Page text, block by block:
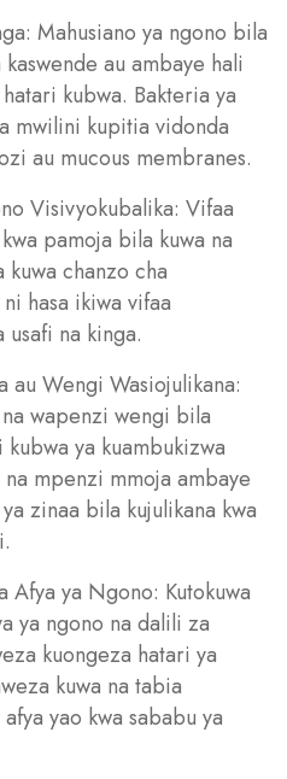
Mahusiano ya ngono bila
au ambaye hali
kubwa. Bakteria ya
mwilini kupitia vidonda
au mucous membranes.
Visivyokubalika: Vifaa
pamoja bila kuwa na
kuwa chanzo cha
hasa ikiwa vifaa
na kinga.
au Wengi Wasiojulikana:
wapenzi wengi bila
ya kuambukizwa
mpenzi mmoja ambaye
zinaa bila kujulikana kwa
Afya ya Ngono: Kutokuwa
ya ngono na dalili za
kuongeza hatari ya
kuwa na tabia
yao kwa sababu ya